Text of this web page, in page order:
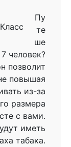
Пу
те
ше
человек?
позволит
повышая
из-за
размера
с вами.
иметь
табака.